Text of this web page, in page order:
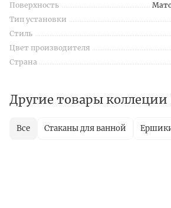
Поверхность
Тип установки
Стиль
Цвет производителя
Страна
Другие товары коллеции
Все Стаканы для ванной